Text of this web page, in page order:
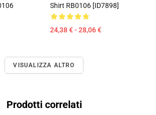
Shirt RB0106 [ID7898]
24,38 € - 28,06 €
VISUALIZZA ALTRO
Prodotti correlati